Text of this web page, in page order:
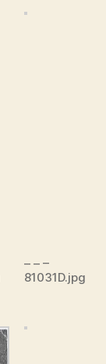
– – –
81031D.jpg